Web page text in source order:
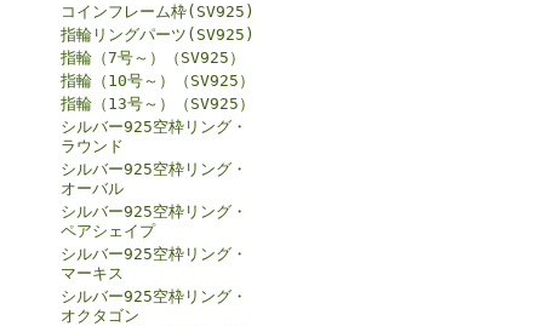
コインフレーム枠(SV925)
指輪リングパーツ(SV925)
指輪（7号～）（SV925）
指輪（10号～）（SV925）
指輪（13号～）（SV925）
シルバー925空枠リング・
ラウンド
シルバー925空枠リング・
オーバル
シルバー925空枠リング・
ペアシェイプ
シルバー925空枠リング・
マーキス
シルバー925空枠リング・
オクタゴン